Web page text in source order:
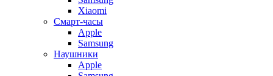
Xiaomi
Смарт-часы
Apple
Samsung
Наушники
Apple